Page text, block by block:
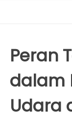
Peran
dalam
Udara